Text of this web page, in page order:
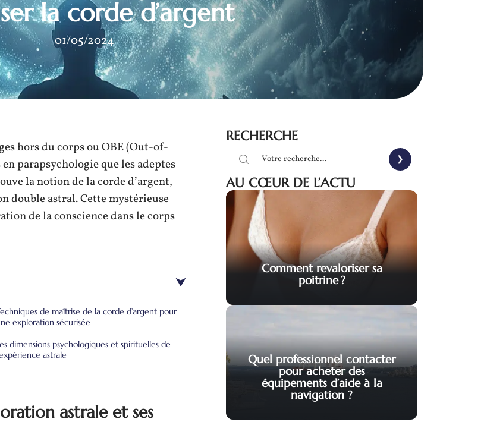
la corde d’argent
01/05/2024
hors du corps ou OBE (Out-of-
parapsychologie que les adeptes
la notion de la corde d’argent,
double astral. Cette mystérieuse
de la conscience dans le corps
de maîtrise de la corde d’argent pour
exploration sécurisée
dimensions psychologiques et spirituelles de
astrale
astrale et ses
RECHERCHE
AU CŒUR DE L’ACTU
Comment revaloriser sa
poitrine ?
Quel professionnel contacter
pour acheter des
équipements d’aide à la
navigation ?